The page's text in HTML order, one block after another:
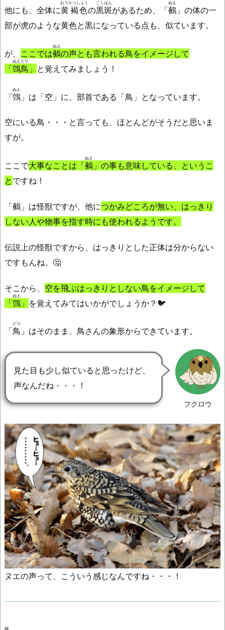
他にも、全体に黄褐色
おうかっしょく
の黒斑
こくはん
があるため、「鵺
ぬえ
」の体の一
部が虎のような黄色と黒になっている点も、似ています。
が、 ここでは鵺
ぬえ
の声とも言われる鳥をイメージして
「鵼鳥
ぬえどり
」 と覚えてみましょう！
「鵼
ぬえ
」は「空」に、部首である「鳥」となっています。
空にいる鳥・・・と言っても、ほとんどがそうだと思いま
すが。
ここで大事なことは「鵺
ぬえ
」の事も意味している、というこ
と ですね！
「鵺」は怪獣ですが、他につかみどころが無い、はっきり
しない人や物事を指す時にも使われるようです。
伝説上の怪獣ですから、はっきりとした正体は分からない
ですもんね。🤔
そこから、 空を飛ぶはっきりとしない鳥をイメージして
「鵼
ぬえ
」 を覚えてみてはいかがでしょうか？🐦
「鳥
どり
」はそのまま、鳥さんの象形からできています。
フクロウ
見た目も少し似ていると思ったけど、
声なんだね・・・！
ヌエの声って、こういう感じなんですね・・・！